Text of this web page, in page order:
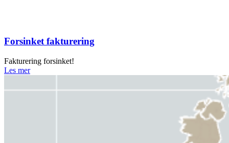
Forsinket fakturering
Fakturering forsinket!
Les mer